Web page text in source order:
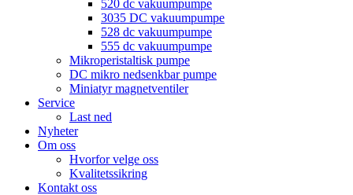
520 dc vakuumpumpe
3035 DC vakuumpumpe
528 dc vakuumpumpe
555 dc vakuumpumpe
Mikroperistaltisk pumpe
DC mikro nedsenkbar pumpe
Miniatyr magnetventiler
Service
Last ned
Nyheter
Om oss
Hvorfor velge oss
Kvalitetssikring
Kontakt oss